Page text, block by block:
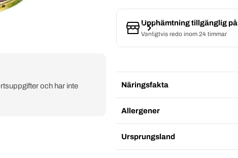
och har inte
Upphämtning tillgänglig på
Vanligtvis redo inom 24 timmar
Näringsfakta
Allergener
Ursprungsland